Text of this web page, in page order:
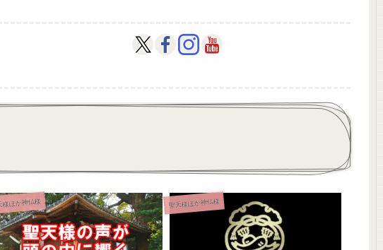
様ほか神仏様 聖天様ほか神仏様